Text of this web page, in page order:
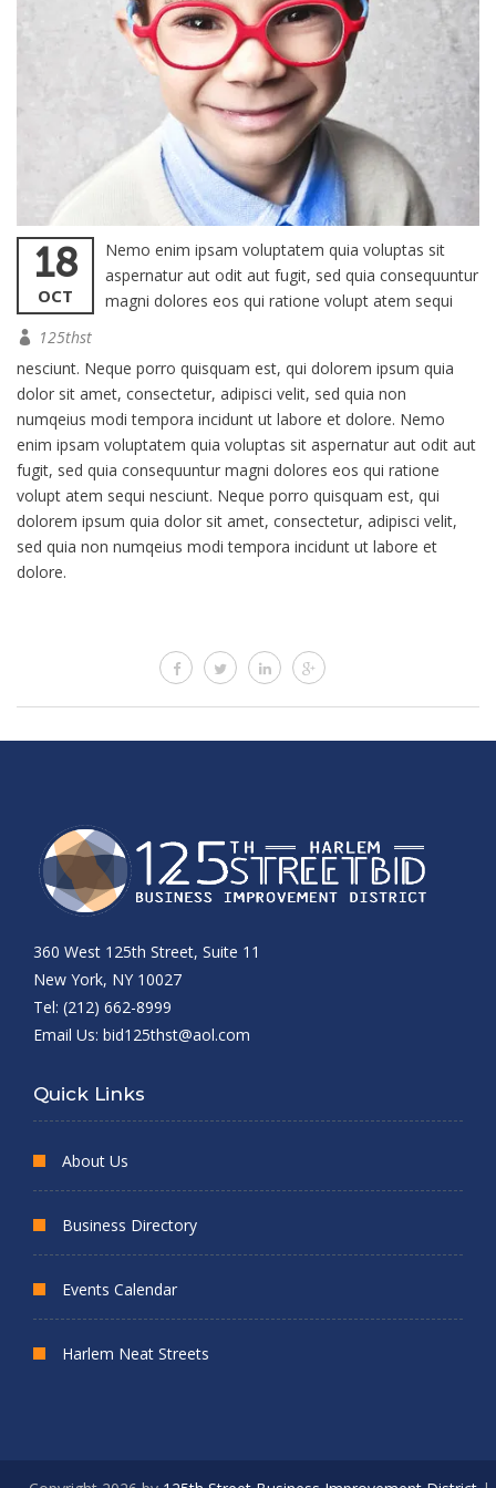
18
OCT
125thst
Nemo enim ipsam voluptatem quia voluptas sit
aspernatur aut odit aut fugit, sed quia consequuntur
magni dolores eos qui ratione volupt atem sequi
nesciunt. Neque porro quisquam est, qui dolorem ipsum quia
dolor sit amet, consectetur, adipisci velit, sed quia non
numqeius modi tempora incidunt ut labore et dolore. Nemo
enim ipsam voluptatem quia voluptas sit aspernatur aut odit aut
fugit, sed quia consequuntur magni dolores eos qui ratione
volupt atem sequi nesciunt. Neque porro quisquam est, qui
dolorem ipsum quia dolor sit amet, consectetur, adipisci velit,
sed quia non numqeius modi tempora incidunt ut labore et
dolore.
360 West 125th Street, Suite 11
New York, NY 10027
Tel: (212) 662-8999
Email Us: bid125thst@aol.com
Quick Links
About Us
Business Directory
Events Calendar
Harlem Neat Streets